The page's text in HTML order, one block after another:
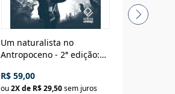
Um naturalista no
Antropoceno - 2ª edição:
selvagem
R$ 59,00
ou2X de R$ 29,50sem juros